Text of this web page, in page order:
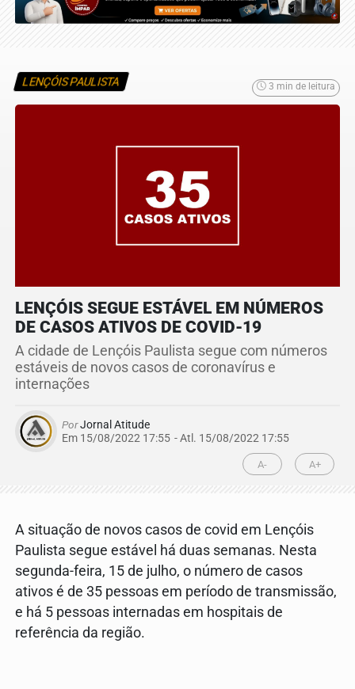
LENÇÓIS PAULISTA 3 min de leitura
LENÇÓIS SEGUE ESTÁVEL EM NÚMEROS
DE CASOS ATIVOS DE COVID-19
A cidade de Lençóis Paulista segue com números
estáveis de novos casos de coronavírus e
internações
PorJornal Atitude
Em 15/08/2022 17:55 - Atl. 15/08/2022 17:55
A- A+
A situação de novos casos de covid em Lençóis
Paulista segue estável há duas semanas. Nesta
segunda-feira, 15 de julho, o número de casos
ativos é de 35 pessoas em período de transmissão,
e há 5 pessoas internadas em hospitais de
referência da região.